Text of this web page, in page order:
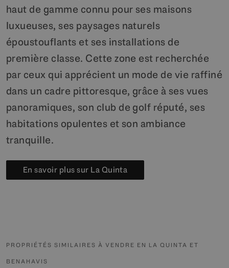
haut de gamme connu pour ses maisons
luxueuses, ses paysages naturels
époustouflants et ses installations de
première classe. Cette zone est recherchée
par ceux qui apprécient un mode de vie raffiné
dans un cadre pittoresque, grâce à ses vues
panoramiques, son club de golf réputé, ses
habitations opulentes et son ambiance
tranquille.
En savoir plus sur La Quinta
PROPRIÉTÉS SIMILAIRES À VENDRE EN LA QUINTA ET
BENAHAVIS